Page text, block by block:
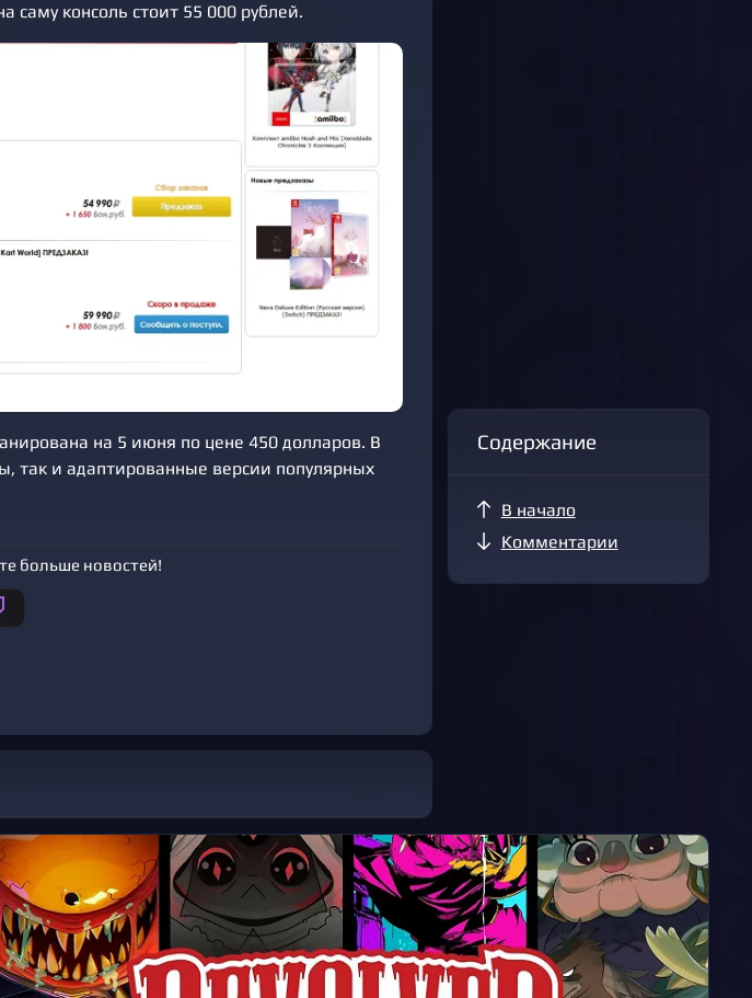
саму консоль стоит 55 000 рублей.
на 5 июня по цене 450 долларов. В
так и адаптированные версии популярных
больше новостей!
Содержание
В начало
Комментарии